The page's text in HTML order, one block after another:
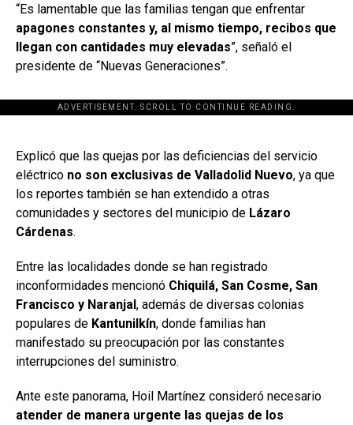
“Es lamentable que las familias tengan que enfrentar
apagones constantes y, al mismo tiempo, recibos que
llegan con cantidades muy elevadas”, señaló el
presidente de “Nuevas Generaciones”.
ADVERTISEMENT. SCROLL TO CONTINUE READING.
[adsforwp id="243463"]
Explicó que las quejas por las deficiencias del servicio
eléctrico no son exclusivas de Valladolid Nuevo, ya que
los reportes también se han extendido a otras
comunidades y sectores del municipio de Lázaro
Cárdenas.
Entre las localidades donde se han registrado
inconformidades mencionó Chiquilá, San Cosme, San
Francisco y Naranjal, además de diversas colonias
populares de Kantunilkín, donde familias han
manifestado su preocupación por las constantes
interrupciones del suministro.
Ante este panorama, Hoil Martínez consideró necesario
atender de manera urgente las quejas de los